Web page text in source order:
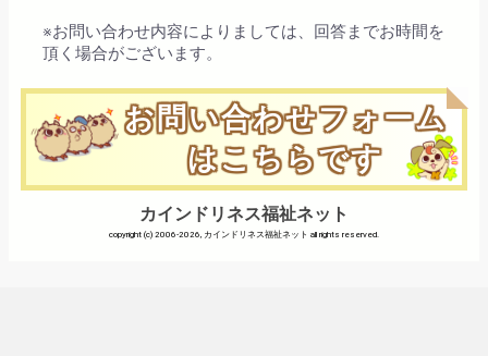
※お問い合わせ内容によりましては、回答までお時間を
頂く場合がございます。
お問い合わせフォーム
はこちらです
カインドリネス福祉ネット
copyright (c) 2006-2026, カインドリネス福祉ネット all rights reserved.